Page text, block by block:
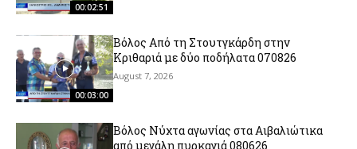
00:02:51
00:03:00
Βόλος Από τη Στουτγκάρδη στην
Κριθαριά με δύο ποδήλατα 070826
August 7, 2026
Βόλος Νύχτα αγωνίας στα Αιβαλιώτικα
από μεγάλη πυρκαγιά 080626